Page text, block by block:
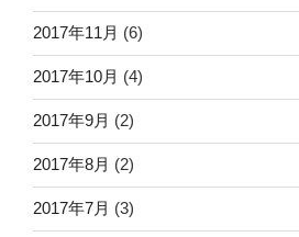
2017年11月 (6)
2017年10月 (4)
2017年9月 (2)
2017年8月 (2)
2017年7月 (3)